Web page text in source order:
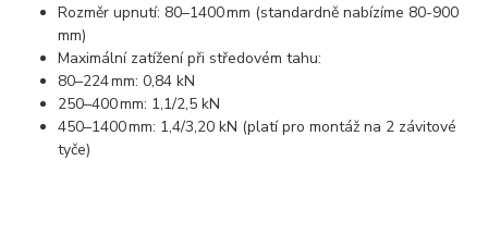
Rozměr upnutí: 80–1400 mm (standardně nabízíme 80-900
mm)
Maximální zatížení při středovém tahu:
80–224 mm: 0,84 kN
250–400 mm: 1,1/2,5 kN
450–1400 mm: 1,4/3,20 kN (platí pro montáž na 2 závitové
tyče)